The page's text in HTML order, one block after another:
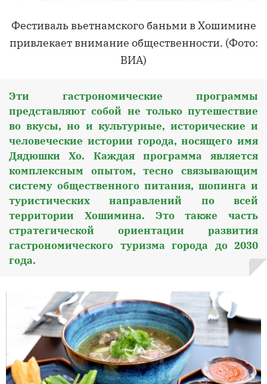
Фестиваль вьетнамского баньми в Хошимине
привлекает внимание общественности. (Фото:
ВИА)
Эти гастрономические программы
представляют собой не только путешествие
во вкусы, но и культурные, исторические и
человеческие истории города, носящего имя
Дядюшки Хо. Каждая программа является
комплексным опытом, тесно связывающим
систему общественного питания, шопинга и
туристических направлений по всей
территории Хошимина. Это также часть
стратегической ориентации развития
гастрономического туризма города до 2030
года.